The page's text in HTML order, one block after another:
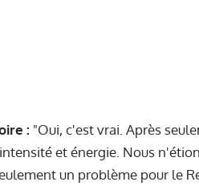
: "Oui, c'est vrai. Après
et énergie. Nous
un problème pour le